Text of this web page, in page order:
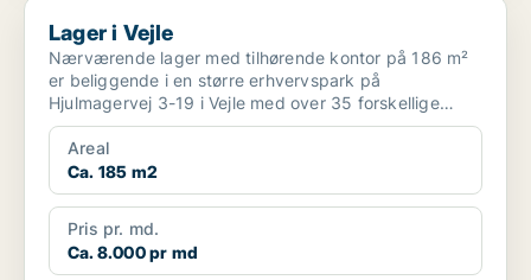
Lager i Vejle
Lager i Vejle
Nærværende lager med tilhørende kontor på 186 m²
er beliggende i en større erhvervspark på
Hjulmagervej 3-19 i Vejle med over 35 forskellige
lejemål som rumm...
Areal
Ca. 185 m2
Pris pr. md.
Ca. 8.000 pr md